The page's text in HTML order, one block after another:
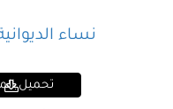
نساء
تحميل